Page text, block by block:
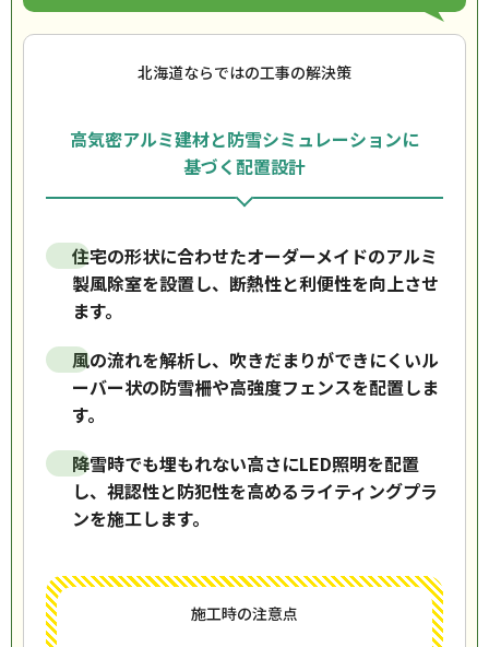
北海道ならではの工事の解決策
高気密アルミ建材と防雪シミュレーションに
基づく配置設計
住宅の形状に合わせたオーダーメイドのアルミ
製風除室を設置し、断熱性と利便性を向上させ
ます。
風の流れを解析し、吹きだまりができにくいル
ーバー状の防雪柵や高強度フェンスを配置しま
す。
降雪時でも埋もれない高さにLED照明を配置
し、視認性と防犯性を高めるライティングプラ
ンを施工します。
施工時の注意点